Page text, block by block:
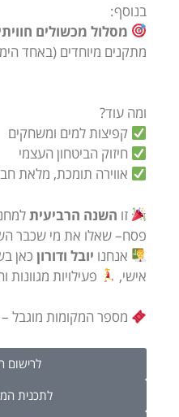
בנוסף:
מסלול מכשולים
מתקנים מיוחדים (באחד
ומה עוד?
קפיצות למים ומשחקים
חיזוק הביטחון העצמי
אווירה תומכת, מלאת
זו השנה הרביעית
פסח– שאלו את מי שכבר
אנחנו יובל ודורון כאן
אישי,
פעילויות מגוונות
מספר המקומות מוגבל
לרישום
לתכנית